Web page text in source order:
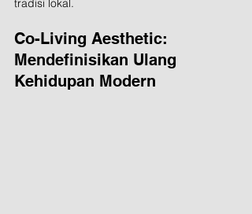
tradisi lokal.
Co-Living Aesthetic:
Mendefinisikan Ulang
Kehidupan Modern